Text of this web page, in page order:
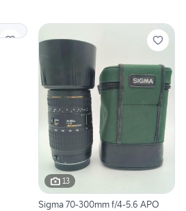
13
Sigma 70-300mm f/4-5.6 APO